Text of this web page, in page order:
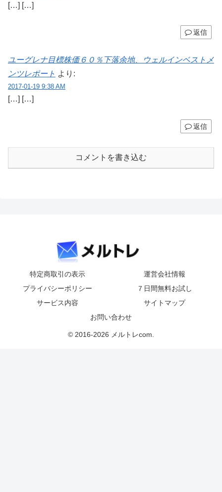
[…] […]
返信
ユーグレナ目標株価６０％下落余地、ウェルインベストメ
ンツレポート より:
2017-01-19 9:38 AM
[…] […]
返信
コメントを書き込む
特定商取引の表示
運営会社情報
プライバシーポリシー
７日間無料お試し
サービス内容
サイトマップ
お問い合わせ
© 2016-2026 メルトレcom.